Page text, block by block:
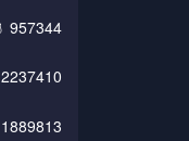
957344
2237410
1889813